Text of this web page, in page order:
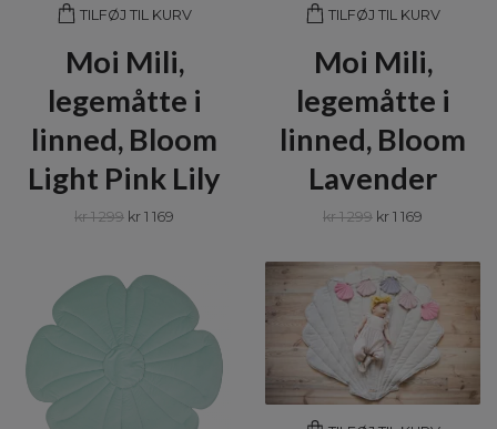
TILFØJ TIL KURV
Moi Mili,
legemåtte i
linned, Bloom
Light Pink Lily
kr 1 299 kr 1 169
TILFØJ TIL KURV
Moi Mili,
legemåtte i
linned, Bloom
Lavender
kr 1 299 kr 1 169